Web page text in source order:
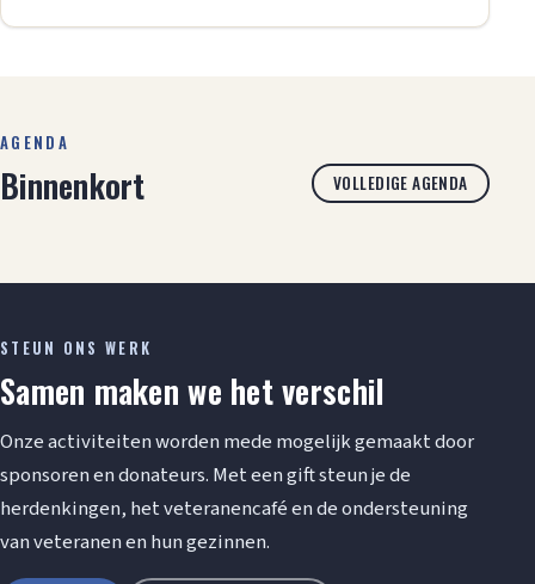
AGENDA
Binnenkort VOLLEDIGE AGENDA
STEUN ONS WERK
Samen maken we het verschil
Onze activiteiten worden mede mogelijk gemaakt door
sponsoren en donateurs. Met een gift steun je de
herdenkingen, het veteranencafé en de ondersteuning
van veteranen en hun gezinnen.